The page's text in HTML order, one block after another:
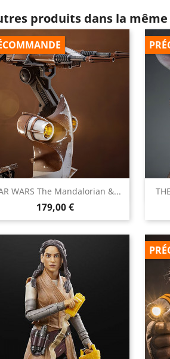
produits dans la
WARS The Mandalorian &...
Prix
179,00 €
Aperçu rapide